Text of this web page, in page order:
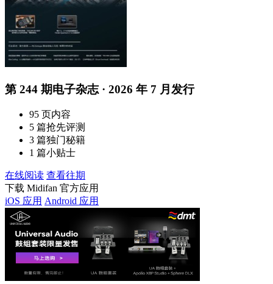
第 244 期电子杂志 · 2026 年 7 月发行
95 页内容
5 篇抢先评测
3 篇独门秘籍
1 篇小贴士
在线阅读 查看往期
下载 Midifan 官方应用
iOS 应用 Android 应用